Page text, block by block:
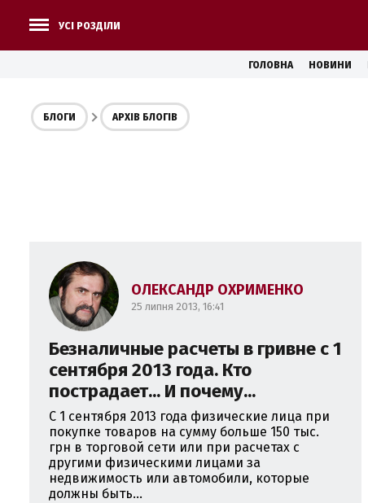
УСІ РОЗДІЛИ
ГОЛОВНА НОВИНИ
БЛОГИ АРХІВ БЛОГІВ
ОЛЕКСАНДР ОХРИМЕНКО
25 липня 2013, 16:41
Безналичные расчеты в гривне с 1
сентября 2013 года. Кто
пострадает... И почему...
С 1 сентября 2013 года физические лица при
покупке товаров на сумму больше 150 тыс.
грн в торговой сети или при расчетах с
другими физическими лицами за
недвижимость или автомобили, которые
должны быть...